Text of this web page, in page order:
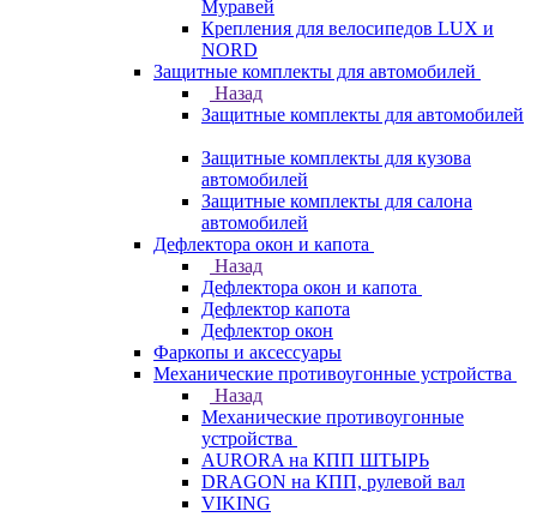
Муравей
Крепления для велосипедов LUX и
NORD
Защитные комплекты для автомобилей
Назад
Защитные комплекты для автомобилей
Защитные комплекты для кузова
автомобилей
Защитные комплекты для салона
автомобилей
Дефлектора окон и капота
Назад
Дефлектора окон и капота
Дефлектор капота
Дефлектор окон
Фаркопы и аксессуары
Механические противоугонные устройства
Назад
Механические противоугонные
устройства
AURORA на КПП ШТЫРЬ
DRAGON на КПП, рулевой вал
VIKING